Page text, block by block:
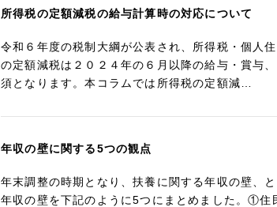
所得税の定額減税の給与計算時の対応について
令和６年度の税制大綱が公表され、所得税・個人
の定額減税は２０２４年の６月以降の給与・賞与
須となります。本コラムでは所得税の定額減…
年収の壁に関する5つの観点
年末調整の時期となり、扶養に関する年収の壁、
年収の壁を下記のように5つにまとめました。①